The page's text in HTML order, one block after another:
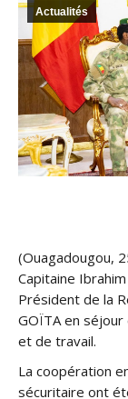
Actualités
(Ouagadougou,
Capitaine
Président de la
GOÏTA en
et de travail.
La coopération
sécuritaire ont